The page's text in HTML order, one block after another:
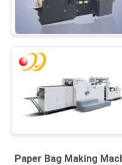
Paper Bag Making